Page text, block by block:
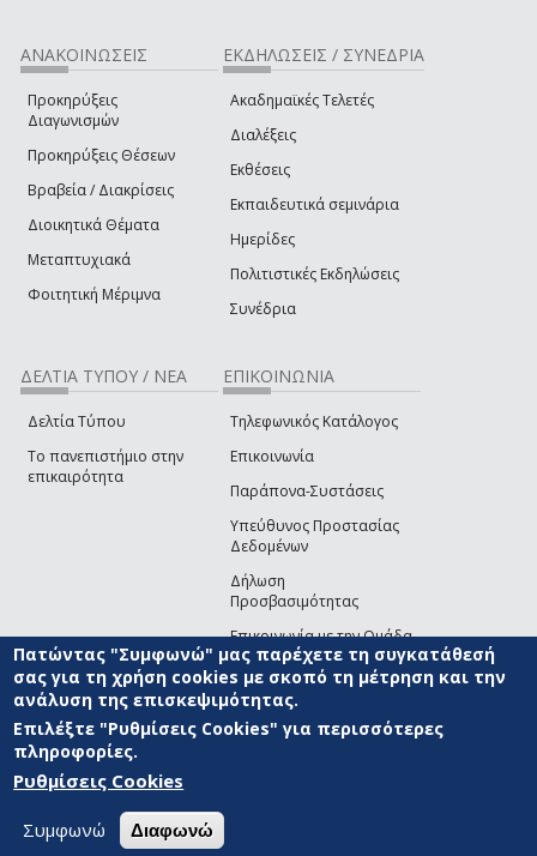
ΑΝΑΚΟΙΝΩΣΕΙΣ
Προκηρύξεις
Διαγωνισμών
Προκηρύξεις Θέσεων
Βραβεία / Διακρίσεις
Διοικητικά Θέματα
Μεταπτυχιακά
Φοιτητική Μέριμνα
ΕΚΔΗΛΩΣΕΙΣ / ΣΥΝΕΔΡΙΑ
Ακαδημαϊκές Τελετές
Διαλέξεις
Εκθέσεις
Εκπαιδευτικά σεμινάρια
Ημερίδες
Πολιτιστικές Εκδηλώσεις
Συνέδρια
ΔΕΛΤΙΑ ΤΥΠΟΥ / ΝΕΑ
Δελτία Τύπου
Το πανεπιστήμιο στην
επικαιρότητα
ΕΠΙΚΟΙΝΩΝΙΑ
Τηλεφωνικός Κατάλογος
Επικοινωνία
Παράπονα-Συστάσεις
Υπεύθυνος Προστασίας
Δεδομένων
Δήλωση
Προσβασιμότητας
Επικοινωνία με την Ομάδα
Ανάπτυξης του site(link sends e-mail)
© ΠΑΝΕΠΙΣΤΗΜΙΟ ΑΙΓΑΙΟΥ ΟΡΟΙ ΧΡΗΣΗΣ
ΑΝΑΠΤΥΞΗΣ
Πατώντας "Συμφωνώ" μας παρέχετε τη συγκατάθεσή
σας για τη χρήση cookies με σκοπό τη μέτρηση και την
ανάλυση της επισκεψιμότητας.
Επιλέξτε "Ρυθμίσεις Cookies" για περισσότερες
πληροφορίες.
Ρυθμίσεις Cookies
Συμφωνώ Διαφωνώ